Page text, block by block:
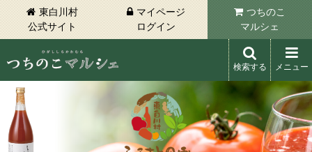
東白川村
公式サイト
マイページ
ログイン
つちのこ
マルシェ
東白川村 つちのこマルシェ
検索する メニュー